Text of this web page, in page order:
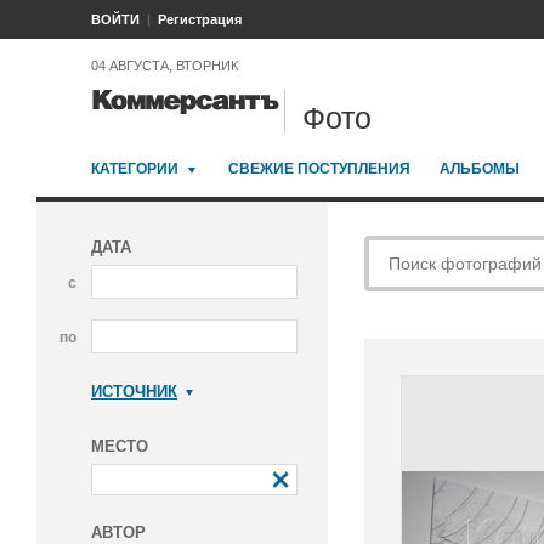
ВОЙТИ Регистрация
04 АВГУСТА, ВТОРНИК
Фото
КАТЕГОРИИ СВЕЖИЕ ПОСТУПЛЕНИЯ АЛЬБОМЫ
ДАТА
с
по
ИСТОЧНИК
МЕСТО
АВТОР